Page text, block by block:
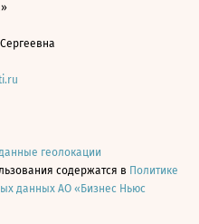
геолокации
содержатся в Политике
данных АО «Бизнес Ньюс